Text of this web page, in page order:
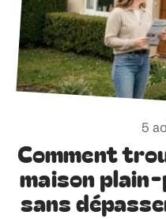
5
Comment
maison
sans